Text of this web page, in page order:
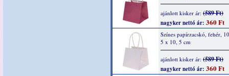
ajánlott kisker ár: (589 Ft)
nagyker nettó ár: 360 Ft
Színes papírzacskó, fehér,
5 x 10, 5 cm
ajánlott kisker ár: (589 Ft)
nagyker nettó ár: 360 Ft